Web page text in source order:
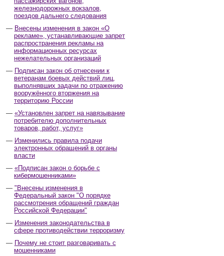
железнодорожных вокзалов,
поездов дальнего следования
Внесены изменения в закон «О
рекламе», устанавливающие запрет
распространения рекламы на
информационных ресурсах
нежелательных организаций
Подписан закон об отнесении к
ветеранам боевых действий лиц,
выполнявших задачи по отражению
вооружённого вторжения на
территорию России
«Установлен запрет на навязывание
потребителю дополнительных
товаров, работ, услуг»
Изменились правила подачи
электронных обращений в органы
власти
«Подписан закон о борьбе с
кибермошенниками»
"Внесены изменения в
Федеральный закон "О порядке
рассмотрения обращений граждан
Российской Федерации"
Изменения законодательства в
сфере противодействии терроризму
Почему не стоит разговаривать с
мошенниками